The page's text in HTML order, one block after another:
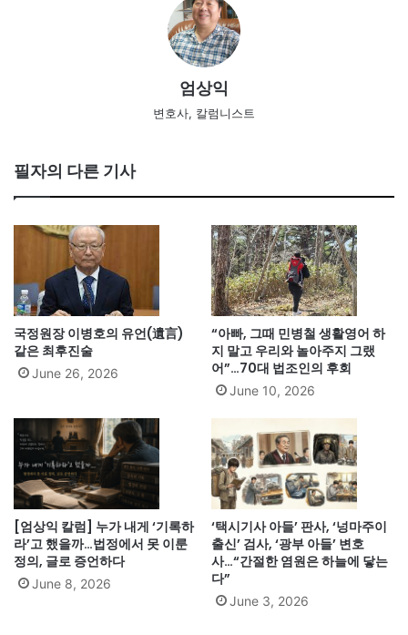
엄상익
변호사, 칼럼니스트
필자의 다른 기사
국정원장 이병호의 유언(遺言)
같은 최후진술
June 26, 2026
“아빠, 그때 민병철 생활영어 하
지 말고 우리와 놀아주지 그랬
어”…70대 법조인의 후회
June 10, 2026
[엄상익 칼럼] 누가 내게 ‘기록하
라’고 했을까…법정에서 못 이룬
정의, 글로 증언하다
June 8, 2026
‘택시기사 아들’ 판사, ‘넝마주이
출신’ 검사, ‘광부 아들’ 변호
사…“간절한 염원은 하늘에 닿는
다”
June 3, 2026